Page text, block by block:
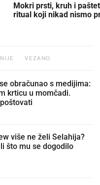
Mokri prsti, kruh i
ritual koji nikad nismo
VEZANO
obračunao s medijima:
krticu u momčadi.
više ne želi Selahija?
što mu se dogodilo